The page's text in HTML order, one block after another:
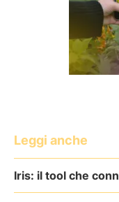
Leggi anche
Iris: il tool che